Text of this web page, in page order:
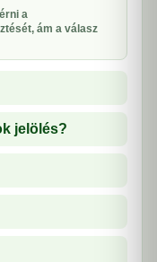
a
ám a válasz
jelölés?